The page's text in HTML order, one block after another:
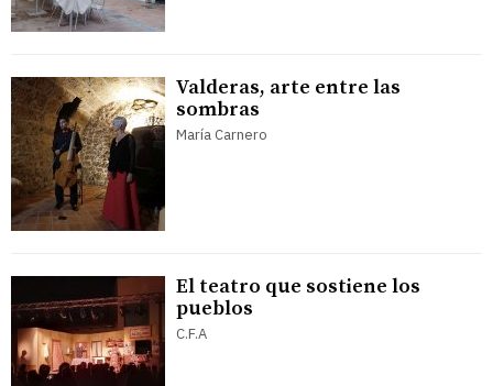
Valderas, arte entre las
sombras
María Carnero
El teatro que sostiene los
pueblos
C.F.A